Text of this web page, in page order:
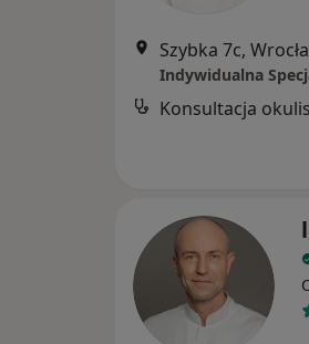
Szybka 7c,
Konsultacja